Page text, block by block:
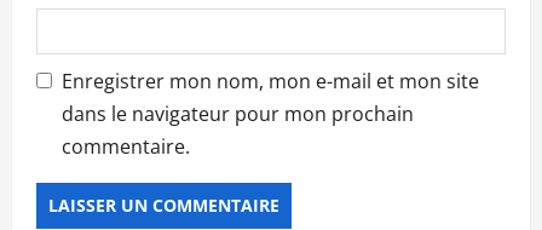
Enregistrer mon nom, mon e-mail et mon site
dans le navigateur pour mon prochain
commentaire.